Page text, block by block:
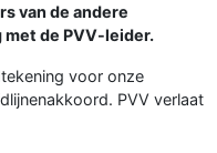
van de andere
de PVV-leider.
voor onze
PVV verlaat